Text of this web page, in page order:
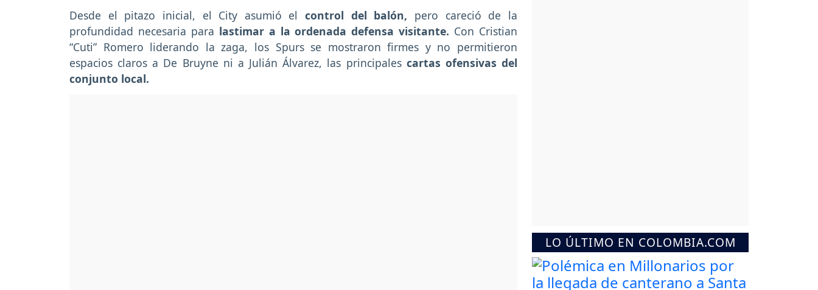
Desde el pitazo inicial, el City asumió elcontrol del balón, pero careció de la
profundidad necesaria para lastimar a la ordenada defensa visitante. Con Cristian
“Cuti” Romero liderando la zaga, los Spurs se mostraron firmes y no permitieron
espacios claros a De Bruyne ni a Julián Álvarez, las principales cartas ofensivas del
conjunto local.
LO ÚLTIMO EN COLOMBIA.COM